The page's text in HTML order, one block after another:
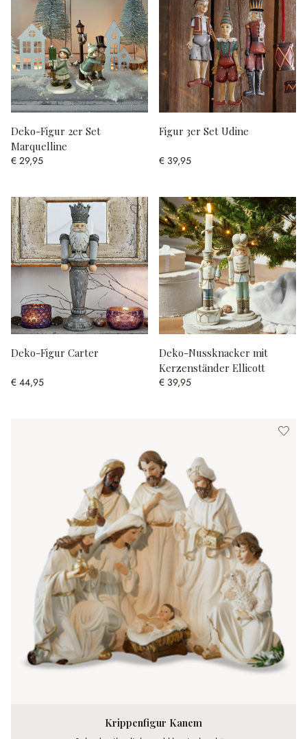
Deko-Figur 2er Set
Marquelline
€ 29,95
Figur 3er Set Udine
€ 39,95
Deko-Figur Carter
€ 44,95
Deko-Nussknacker mit
Kerzenständer Ellicott
€ 39,95
Krippenfigur Kanem